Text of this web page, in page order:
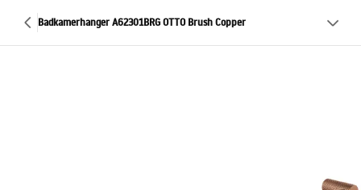
Badkamerhanger A62301BRG OTTO Brush Copper